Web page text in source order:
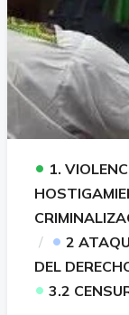
• 1.
• 2
DEL
• 3.2